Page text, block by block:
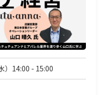
）14:00 - 15:00